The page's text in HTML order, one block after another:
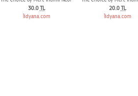
30.0 TL
lidyana.com
20.0 TL
lidyana.com